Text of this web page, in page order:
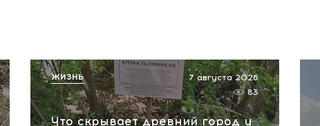
Что скрывает древний город у
7 августа 2026
83
ЖИЗНЬ